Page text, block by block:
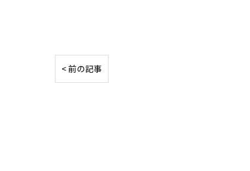
< 前の記事